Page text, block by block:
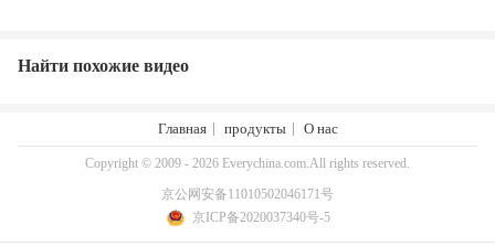
Найти похожие видео
Главная продукты О нас
Copyright © 2009 - 2026 Everychina.com.All rights reserved.
京公网安备11010502046171号
京ICP备2020037340号-5